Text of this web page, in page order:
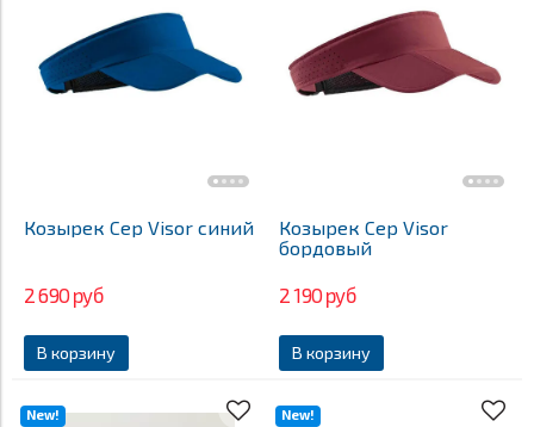
Козырек Cep Visor синий
2 690 руб
В корзину
Козырек Cep Visor
бордовый
2 190 руб
В корзину
New! New!